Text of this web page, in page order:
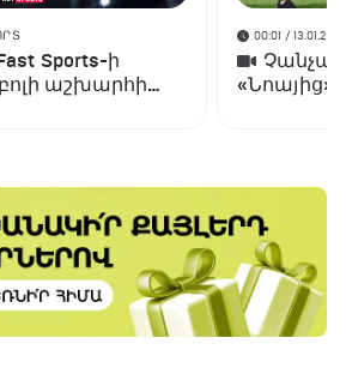
Sports-ի
աշխարհի
00:01 /
«Նոայից»